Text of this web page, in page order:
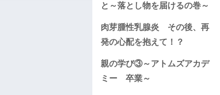
と～落とし物を届けるの巻～
肉芽腫性乳腺炎 その後、再
発の心配を抱えて！？
親の学び③～アトムズアカデ
ミー 卒業～